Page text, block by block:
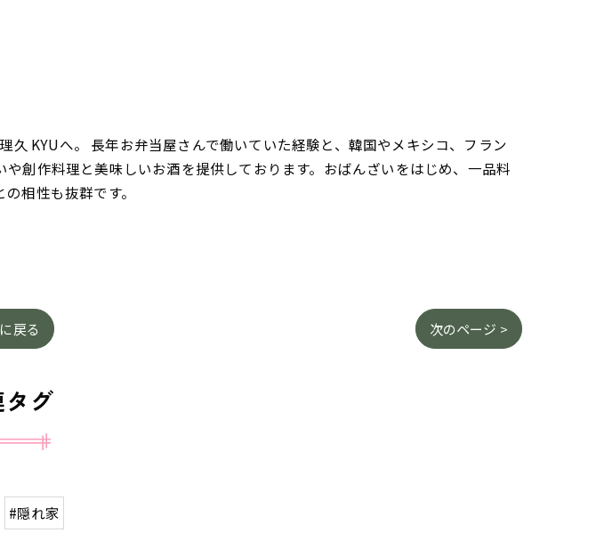
KYUへ。 長年お弁当屋さんで働いていた経験と、韓国やメキシコ、フラン
創作料理と美味しいお酒を提供しております。おばんざいをはじめ、一品料
相性も抜群です。
戻る 次のページ >
グ
#隠れ家